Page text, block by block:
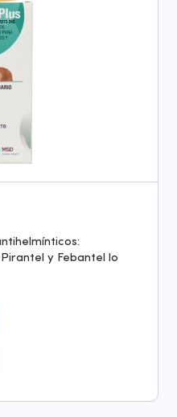
y Febantel lo